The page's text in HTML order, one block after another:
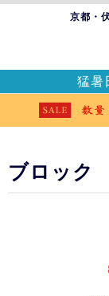
京都・
猛暑
ブロック